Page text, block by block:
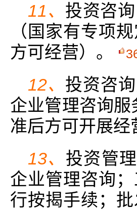
11、 投资咨
（国家有专项
方可经营）。
12、 投资咨
企业管理咨询
准后方可开展经
13、 投资管
企业管理咨询
行按揭手续；